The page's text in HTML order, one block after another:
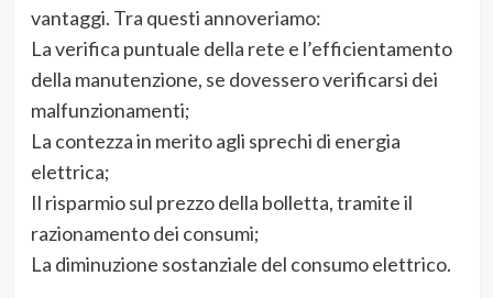
vantaggi. Tra questi annoveriamo:
La verifica puntuale della rete e l’efficientamento
della manutenzione, se dovessero verificarsi dei
malfunzionamenti;
La contezza in merito agli sprechi di energia
elettrica;
Il risparmio sul prezzo della bolletta, tramite il
razionamento dei consumi;
La diminuzione sostanziale del consumo elettrico.